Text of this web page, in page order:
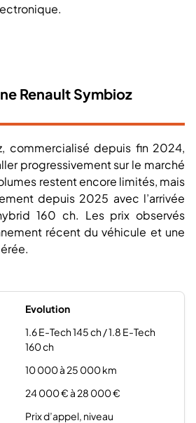
Renault Symbioz
commercialisé depuis fin 2024,
progressivement sur le marché
restent encore limités, mais
depuis 2025 avec l’arrivée
160 ch. Les prix observés
récent du véhicule et une
Evolution
1.6 E-Tech 145 ch / 1.8 E-Tech
160 ch
10 000 à 25 000 km
24 000 € à 28 000 €
Prix d’appel, niveau